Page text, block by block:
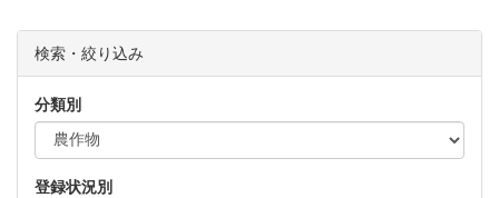
検索・絞り込み
分類別
登録状況別